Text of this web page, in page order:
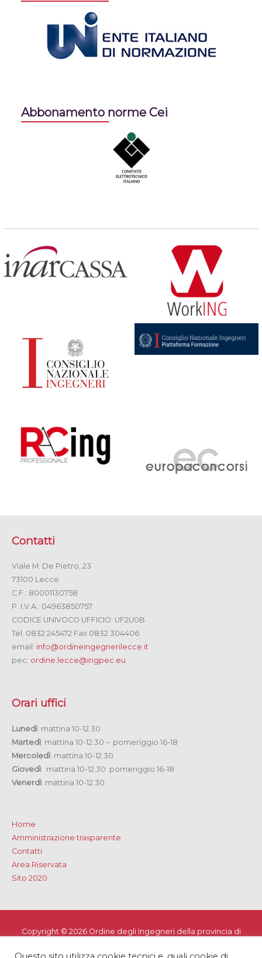
Abbonamento norme Cei
Contatti
Viale M. De Pietro, 23
73100 Lecce
C.F.: 80001130758
P. I.V.A.: 04963850757
CODICE UNIVOCO UFFICIO: UF2U0B
Tel. 0832 245472 Fax 0832 304406
email: info@ordineingegnerilecce.it
pec: ordine.lecce@ingpec.eu
Orari uffici
Lunedì: mattina 10-12.30
Martedì: mattina 10-12.30 – pomeriggio 16-18
Mercoledì: mattina 10-12.30
Giovedì: mattina 10-12.30 pomeriggio 16-18
Venerdì: mattina 10-12.30
Home
Amministrazione trasparente
Contatti
Area Riservata
Sito 2020
Copyright © 2026 Ordine degli Ingegneri della provincia di